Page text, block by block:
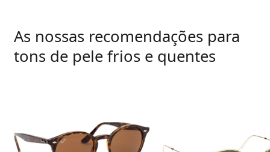
As nossas recomendações para
tons de pele frios e quentes